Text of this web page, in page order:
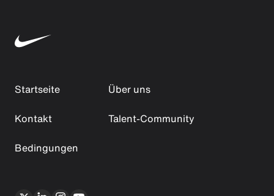
Startseite
Über uns
Kontakt
Talent-Community
Bedingungen